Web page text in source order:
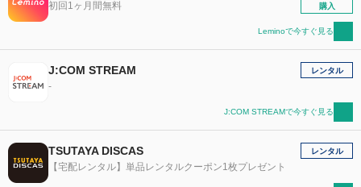
初回1ヶ月間無料
購入
Leminoで今すぐ見る
J:COM STREAM
-
レンタル
J:COM STREAMで今すぐ見る
TSUTAYA DISCAS
【宅配レンタル】単品レンタルクーポン1枚プレゼント
レンタル